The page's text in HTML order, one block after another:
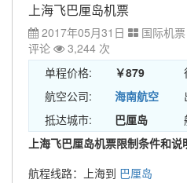
上海飞巴厘岛机票
2017年05月31日 国际机票
评论
3,244 次
单程价格:
￥879
航空公司:
海南航空
抵达城市:
巴厘岛
上海飞巴厘岛机票限制条件和说
航程线路：上海到 巴厘岛